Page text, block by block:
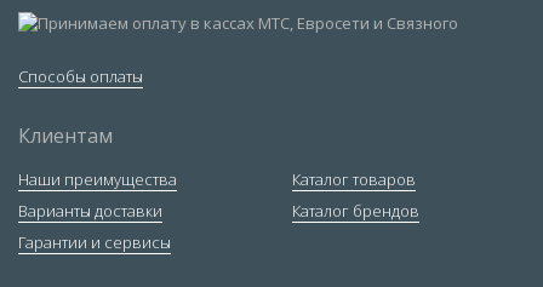
Способы оплаты
Клиентам
Наши преимущества
Варианты доставки
Гарантии и сервисы
Каталог товаров
Каталог брендов